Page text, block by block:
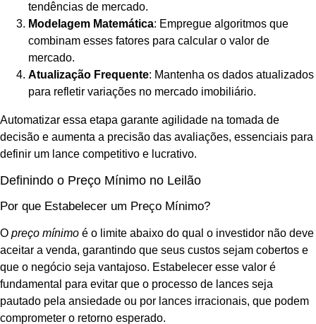
tendências de mercado.
Modelagem Matemática: Empregue algoritmos que
combinam esses fatores para calcular o valor de
mercado.
Atualização Frequente: Mantenha os dados atualizados
para refletir variações no mercado imobiliário.
Automatizar essa etapa garante agilidade na tomada de
decisão e aumenta a precisão das avaliações, essenciais para
definir um lance competitivo e lucrativo.
Definindo o Preço Mínimo no Leilão
Por que Estabelecer um Preço Mínimo?
O preço mínimo é o limite abaixo do qual o investidor não deve
aceitar a venda, garantindo que seus custos sejam cobertos e
que o negócio seja vantajoso. Estabelecer esse valor é
fundamental para evitar que o processo de lances seja
pautado pela ansiedade ou por lances irracionais, que podem
comprometer o retorno esperado.